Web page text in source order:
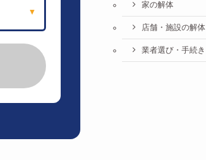
▼
家の解体
店舗・施設の解体
業者選び・手続き